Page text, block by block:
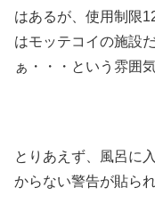
はあるが、使用制限
はモッテコイの施設
ぁ・・・という雰囲気
とりあえず、風呂に
からない警告が貼られ